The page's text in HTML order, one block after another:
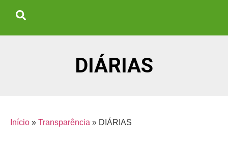
DIÁRIAS
Início » Transparência » DIÁRIAS